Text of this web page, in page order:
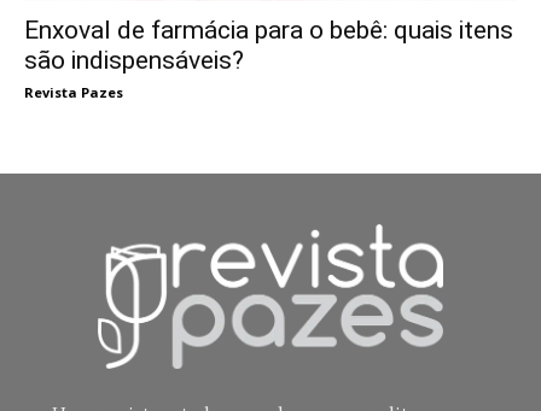
Enxoval de farmácia para o bebê: quais itens
são indispensáveis?
Revista Pazes